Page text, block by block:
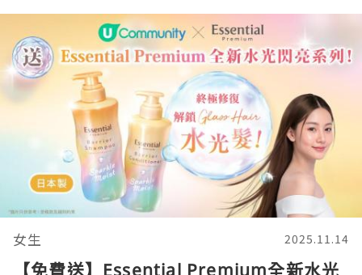
女生 2025.11.14
【免費送】Essential Premium全新水光